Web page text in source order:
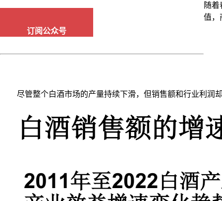
订阅公众号
随
值，
尽管整个白酒市场的产量持续下滑，但销售额和行业利润